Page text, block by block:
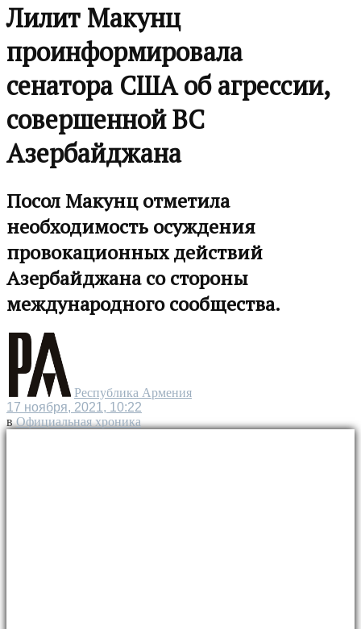
Лилит Макунц
проинформировала
сенатора США об агрессии,
совершенной ВС
Азербайджана
Посол Макунц отметила
необходимость осуждения
провокационных действий
Азербайджана со стороны
международного сообщества.
Республика Армения
17 ноября, 2021, 10:22
в Официальная хроника